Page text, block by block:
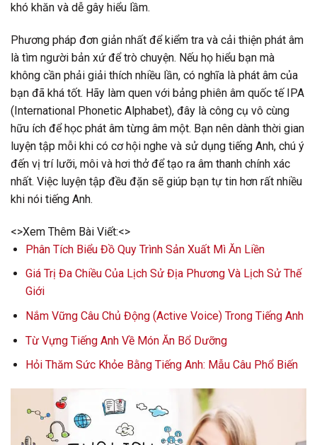
khó khăn và dễ gây hiểu lầm.
Phương pháp đơn giản nhất để kiểm tra và cải thiện phát âm
là tìm người bản xứ để trò chuyện. Nếu họ hiểu bạn mà
không cần phải giải thích nhiều lần, có nghĩa là phát âm của
bạn đã khá tốt. Hãy làm quen với bảng phiên âm quốc tế IPA
(International Phonetic Alphabet), đây là công cụ vô cùng
hữu ích để học phát âm từng âm một. Bạn nên dành thời gian
luyện tập mỗi khi có cơ hội nghe và sử dụng tiếng Anh, chú ý
đến vị trí lưỡi, môi và hơi thở để tạo ra âm thanh chính xác
nhất. Việc luyện tập đều đặn sẽ giúp bạn tự tin hơn rất nhiều
khi nói tiếng Anh.
<>Xem Thêm Bài Viết:<>
Phân Tích Biểu Đồ Quy Trình Sản Xuất Mì Ăn Liền
Giá Trị Đa Chiều Của Lịch Sử Địa Phương Và Lịch Sử Thế
Giới
Nắm Vững Câu Chủ Động (Active Voice) Trong Tiếng Anh
Từ Vựng Tiếng Anh Về Món Ăn Bổ Dưỡng
Hỏi Thăm Sức Khỏe Bằng Tiếng Anh: Mẫu Câu Phổ Biến